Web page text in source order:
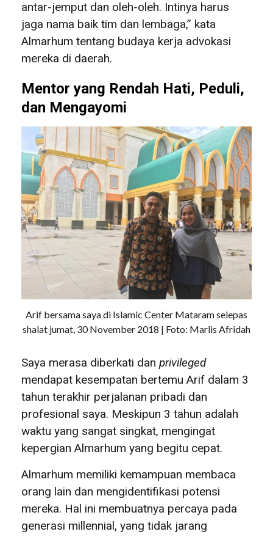
antar-jemput dan oleh-oleh. Intinya harus
jaga nama baik tim dan lembaga,” kata
Almarhum tentang budaya kerja advokasi
mereka di daerah.
Mentor yang Rendah Hati, Peduli,
dan Mengayomi
Arif bersama saya di Islamic Center Mataram selepas
shalat jumat, 30 November 2018 | Foto: Marlis Afridah
Saya merasa diberkati dan privileged
mendapat kesempatan bertemu Arif dalam 3
tahun terakhir perjalanan pribadi dan
profesional saya. Meskipun 3 tahun adalah
waktu yang sangat singkat, mengingat
kepergian Almarhum yang begitu cepat.
Almarhum memiliki kemampuan membaca
orang lain dan mengidentifikasi potensi
mereka. Hal ini membuatnya percaya pada
generasi millennial, yang tidak jarang